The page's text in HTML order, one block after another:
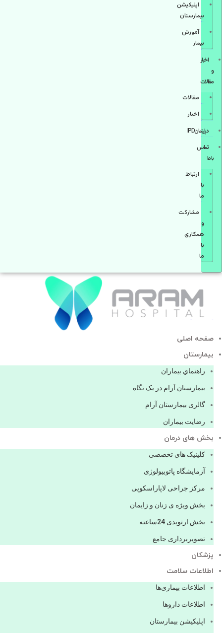
اپليكيشن
بيمارستان
آموزش
بیمار
اخبار
و
مقالات
مقالات
اخبار
دپارتمانIPD
تماس
با ما
ارتباط
با
ما
مشاركت
و
همكاری
با
ما
صفحه اصلی
بيمارستان
راهنماي بیماران
بیمارستان آرام در یک نگاه
گالری بیمارستان آرام
رضایت بیماران
بخش های درمان
کلینیک های تخصصی
آزمایشگاه پاتوبیولوژی
مرکز جراحی لاپاراسکوپی
بخش ویژه ی زنان و زایمان
بخش ارتوپدی 24ساعته
تصویربرداری جامع
پزشكان
اطلاعات سلامت
اطلاعات بیماری‌ها
اطلاعات دارو‌ها
اپليكيشن بيمارستان